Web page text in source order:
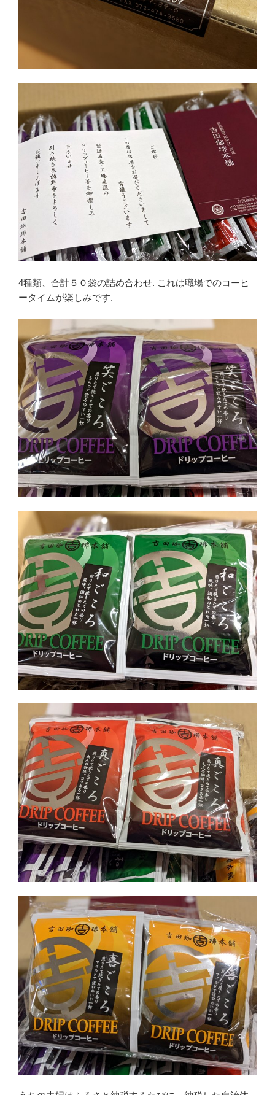
4種類、合計５０袋の詰め合わせ. これは職場でのコーヒ
ータイムが楽しみです.